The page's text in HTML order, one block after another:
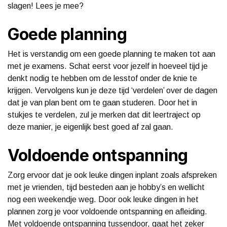
slagen! Lees je mee?
Goede planning
Het is verstandig om een goede planning te maken tot aan
met je examens. Schat eerst voor jezelf in hoeveel tijd je
denkt nodig te hebben om de lesstof onder de knie te
krijgen. Vervolgens kun je deze tijd ‘verdelen’ over de dagen
dat je van plan bent om te gaan studeren. Door het in
stukjes te verdelen, zul je merken dat dit leertraject op
deze manier, je eigenlijk best goed af zal gaan.
Voldoende ontspanning
Zorg ervoor dat je ook leuke dingen inplant zoals afspreken
met je vrienden, tijd besteden aan je hobby’s en wellicht
nog een weekendje weg. Door ook leuke dingen in het
plannen zorg je voor voldoende ontspanning en afleiding.
Met voldoende ontspanning tussendoor, gaat het zeker